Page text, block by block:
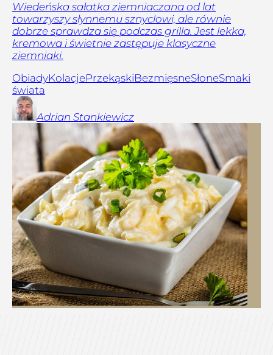
Wiedeńska sałatka ziemniaczana od lat
towarzyszy słynnemu sznyclowi, ale równie
dobrze sprawdza się podczas grilla. Jest lekka,
kremowa i świetnie zastępuje klasyczne
ziemniaki.
ObiadyKolacjePrzekąskiBezmięsneSłoneSmaki
świata
Adrian Stankiewicz